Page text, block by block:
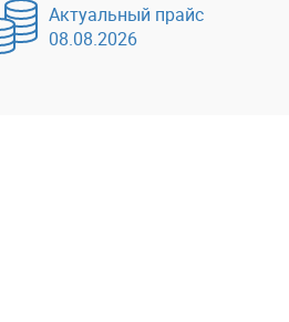
Актуальный прайс
08.08.2026